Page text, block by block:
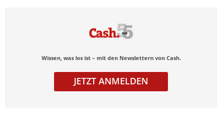
Wissen, was los ist – mit den Newslettern von Cash.
JETZT ANMELDEN